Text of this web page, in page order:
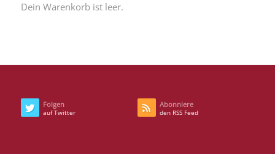
Dein Warenkorb ist leer.
Folgen
auf Twitter
Abonniere
den RSS Feed